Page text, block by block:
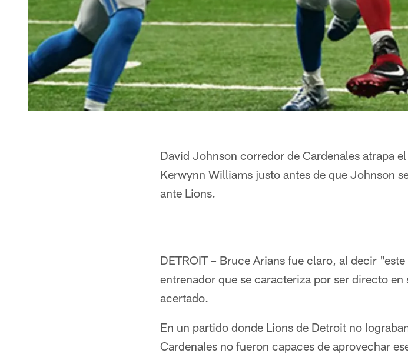
David Johnson corredor de Cardenales atrapa
Kerwynn Williams justo antes de que Johnson
ante Lions.
DETROIT – Bruce Arians fue claro, al decir
entrenador que se caracteriza por ser directo
acertado.
En un partido donde Lions de Detroit no
Cardenales no fueron capaces de aprovechar